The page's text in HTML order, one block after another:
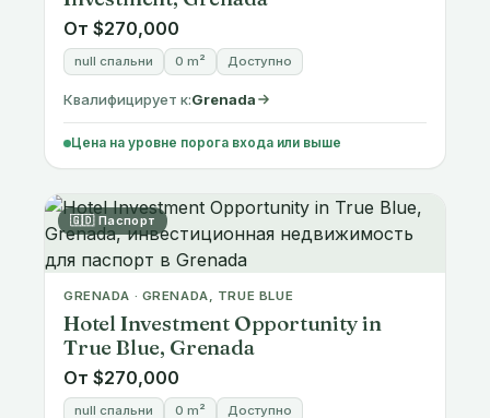
null спальни 0 m²
Квалифицирует к:Grenada
Цена на уровне порога входа или выше
GRENADA · GRENADA, TRUE BLUE
True Blue, Grenada
От $270,000
null спальни 0 m²
Квалифицирует к:Grenada